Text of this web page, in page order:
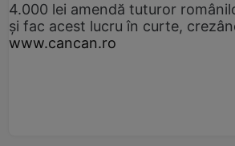
4.000 lei amendă tuturor
și fac acest lucru în curte,
www.cancan.ro